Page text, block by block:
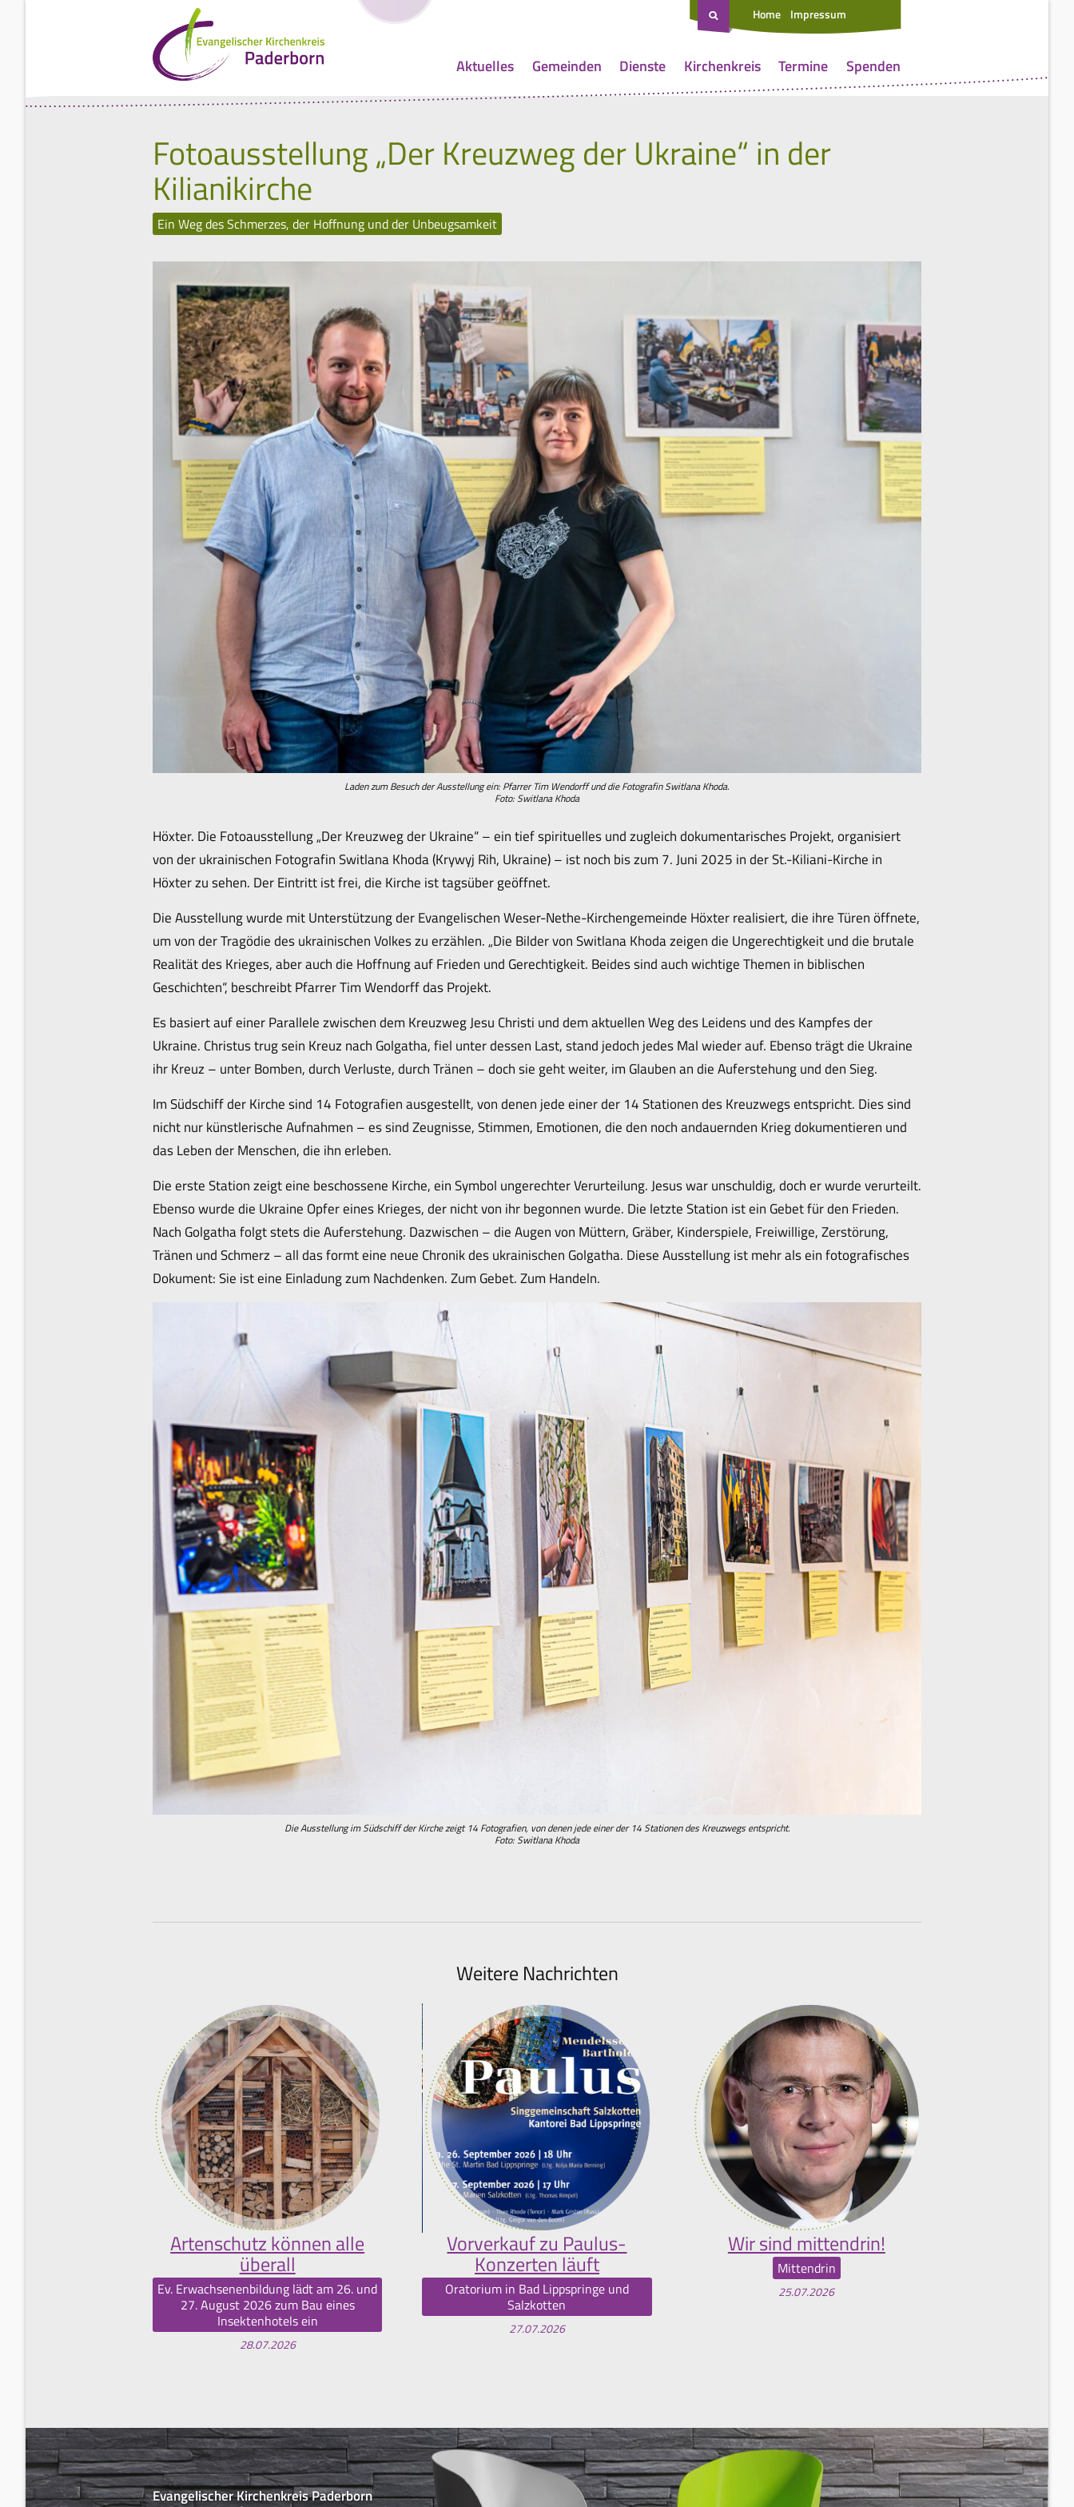
Home Impressum
Aktuelles Gemeinden Dienste Kirchenkreis Termine Spenden
Fotoausstellung „Der Kreuzweg der Ukraine“ in der
Kilianіkirche
Ein Weg des Schmerzes, der Hoffnung und der Unbeugsamkeit
Laden zum Besuch der Ausstellung ein: Pfarrer Tim Wendorff und die Fotografin Switlana Khoda.
Foto: Switlana Khoda
Höxter. Die Fotoausstellung „Der Kreuzweg der Ukraine“ – ein tief spirituelles und zugleich dokumentarisches Projekt, organisiert
von der ukrainischen Fotografin Switlana Khoda (Krywyj Rih, Ukraine) – ist noch bis zum 7. Juni 2025 in der St.-Kiliani-Kirche in
Höxter zu sehen. Der Eintritt ist frei, die Kirche ist tagsüber geöffnet.
Die Ausstellung wurde mit Unterstützung der Evangelischen Weser-Nethe-Kirchengemeinde Höxter realisiert, die ihre Türen öffnete,
um von der Tragödie des ukrainischen Volkes zu erzählen. „Die Bilder von Switlana Khoda zeigen die Ungerechtigkeit und die brutale
Realität des Krieges, aber auch die Hoffnung auf Frieden und Gerechtigkeit. Beides sind auch wichtige Themen in biblischen
Geschichten“, beschreibt Pfarrer Tim Wendorff das Projekt.
Es basiert auf einer Parallele zwischen dem Kreuzweg Jesu Christi und dem aktuellen Weg des Leidens und des Kampfes der
Ukraine. Christus trug sein Kreuz nach Golgatha, fiel unter dessen Last, stand jedoch jedes Mal wieder auf. Ebenso trägt die Ukraine
ihr Kreuz – unter Bomben, durch Verluste, durch Tränen – doch sie geht weiter, im Glauben an die Auferstehung und den Sieg.
Im Südschiff der Kirche sind 14 Fotografien ausgestellt, von denen jede einer der 14 Stationen des Kreuzwegs entspricht. Dies sind
nicht nur künstlerische Aufnahmen – es sind Zeugnisse, Stimmen, Emotionen, die den noch andauernden Krieg dokumentieren und
das Leben der Menschen, die ihn erleben.
Die erste Station zeigt eine beschossene Kirche, ein Symbol ungerechter Verurteilung. Jesus war unschuldig, doch er wurde verurteilt.
Ebenso wurde die Ukraine Opfer eines Krieges, der nicht von ihr begonnen wurde. Die letzte Station ist ein Gebet für den Frieden.
Nach Golgatha folgt stets die Auferstehung. Dazwischen – die Augen von Müttern, Gräber, Kinderspiele, Freiwillige, Zerstörung,
Tränen und Schmerz – all das formt eine neue Chronik des ukrainischen Golgatha. Diese Ausstellung ist mehr als ein fotografisches
Dokument: Sie ist eine Einladung zum Nachdenken. Zum Gebet. Zum Handeln.
Die Ausstellung im Südschiff der Kirche zeigt 14 Fotografien, von denen jede einer der 14 Stationen des Kreuzwegs entspricht.
Foto: Switlana Khoda
Weitere Nachrichten
Artenschutz können alle
überall
Ev. Erwachsenenbildung lädt am 26. und
27. August 2026 zum Bau eines
Insektenhotels ein
28.07.2026
Vorverkauf zu Paulus-
Konzerten läuft
Oratorium in Bad Lippspringe und
Salzkotten
27.07.2026
Wir sind mittendrin!
Mittendrin
25.07.2026
Evangelischer Kirchenkreis Paderborn